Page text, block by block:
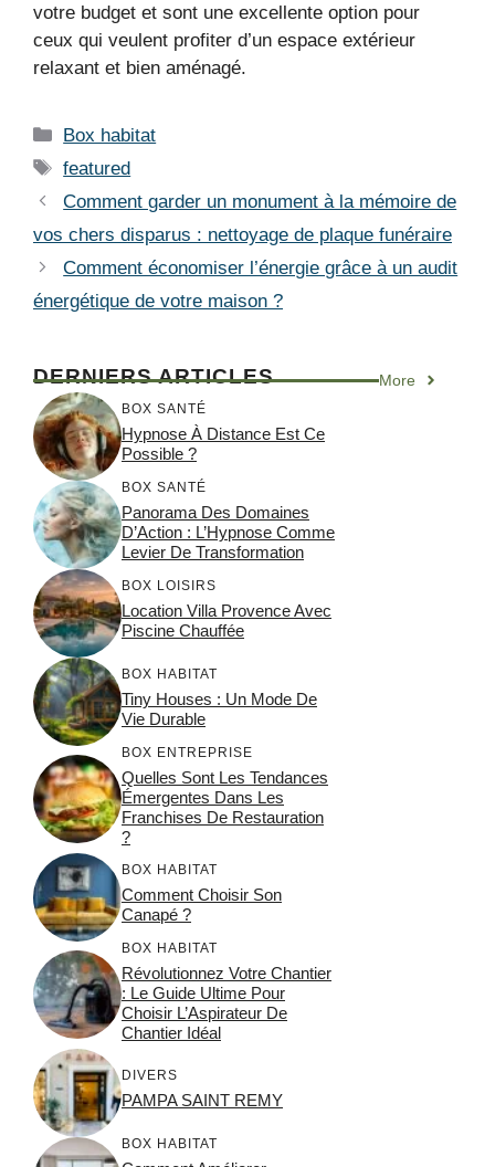
votre budget et sont une excellente option pour
ceux qui veulent profiter d’un espace extérieur
relaxant et bien aménagé.
Catégories
Box habitat
Étiquettes
featured
Comment garder un monument à la mémoire de
vos chers disparus : nettoyage de plaque funéraire
Comment économiser l’énergie grâce à un audit
énergétique de votre maison ?
DERNIERS ARTICLES More
BOX SANTÉ
Hypnose À Distance Est Ce
Possible ?
BOX SANTÉ
Panorama Des Domaines
D’Action : L’Hypnose Comme
Levier De Transformation
BOX LOISIRS
Location Villa Provence Avec
Piscine Chauffée
BOX HABITAT
Tiny Houses : Un Mode De
Vie Durable
BOX ENTREPRISE
Quelles Sont Les Tendances
Émergentes Dans Les
Franchises De Restauration
?
BOX HABITAT
Comment Choisir Son
Canapé ?
BOX HABITAT
Révolutionnez Votre Chantier
: Le Guide Ultime Pour
Choisir L’Aspirateur De
Chantier Idéal
DIVERS
PAMPA SAINT REMY
BOX HABITAT